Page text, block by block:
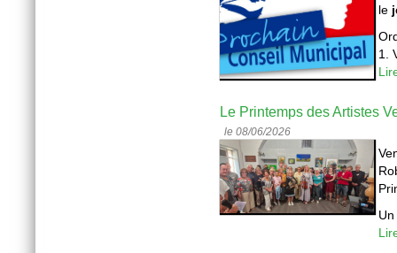
le
1.
Le Printemps des Artistes
le 08/06/2026